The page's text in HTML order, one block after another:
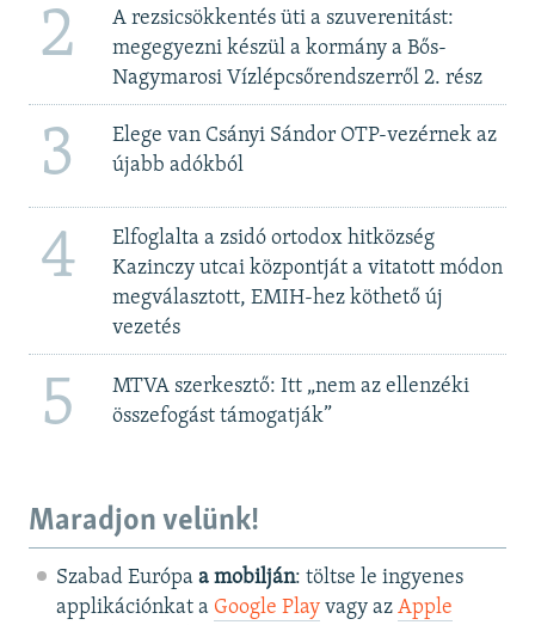
2
A rezsicsökkentés üti a szuverenitást:
megegyezni készül a kormány a Bős-
Nagymarosi Vízlépcsőrendszerről 2. rész
3
Elege van Csányi Sándor OTP-vezérnek az
újabb adókból
4
Elfoglalta a zsidó ortodox hitközség
Kazinczy utcai központját a vitatott módon
megválasztott, EMIH-hez köthető új
vezetés
5
MTVA szerkesztő: Itt „nem az ellenzéki
összefogást támogatják”
Maradjon velünk!
Szabad Európa a mobilján: töltse le ingyenes
applikációnkat a Google Playvagy az Apple